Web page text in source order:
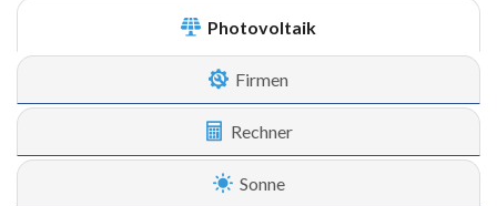
Photovoltaik
Firmen
Rechner
Sonne